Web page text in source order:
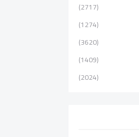
(2717)
(1274)
(3620)
(1409)
(2024)